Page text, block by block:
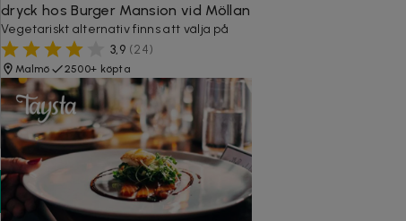
dryck hos Burger Mansion vid Möllan
Vegetariskt alternativ finns att välja på
3,9 (24)
Malmö 2500+ köpta